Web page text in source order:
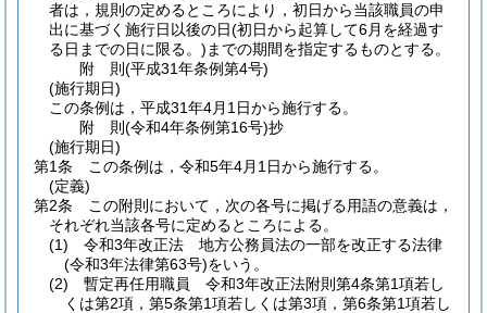
者は，規則の定めるところにより，初日から当該職員の申
出に基づく施行日以後の日(初日から起算して6月を経過す
る日までの日に限る。) までの期間を指定するものとする。
附 則(平成31年条例第4号)
(施行期日)
この条例は，平成31年4月1日から施行する。
附 則(令和4年条例第16号)抄
(施行期日)
第1条
この条例は，令和5年4月1日から施行する。
(定義)
第2条
この附則において，次の各号に掲げる用語の意義は，
それぞれ当該各号に定めるところによる。
(1)
令和3年改正法 地方公務員法の一部を改正する法律
(令和3年法律第63号)をいう。
(2)
暫定再任用職員 令和3年改正法附則第4条第1項若し
くは第2項，第5条第1項若しくは第3項，第6条第1項若し